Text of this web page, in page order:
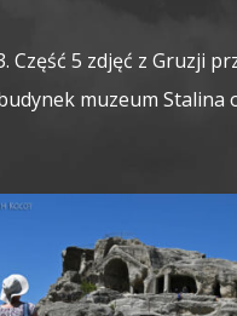
5 zdjęć z Gruzji
muzeum Stalina